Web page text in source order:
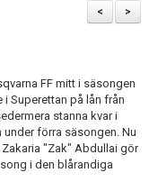
>
<
FF mitt i säsongen
i Superettan på lån från
stanna kvar i
under förra säsongen. Nu
"Zak" Abdullai gör
i den blårandiga